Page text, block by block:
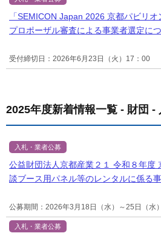
「SEMICON Japan 2026 京都パビリ
プロポーザル審査による事業者選定に
受付締切日：2026年6月23日（火）17：00
2025年度新着情報一覧 - 財団 -
入札・業者公募
公益財団法人京都産業２１ 令和８年度
談ブース用パネル等のレンタルに係る
公募期間：2026年3月18日（水）～25日（水
入札・業者公募